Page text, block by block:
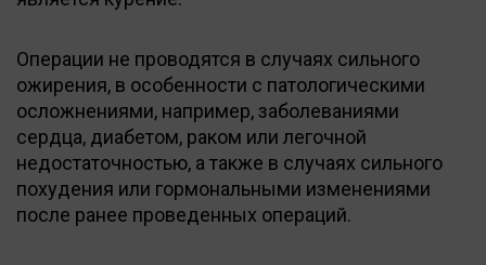
Операции не проводятся в случаях сильного
ожирения, в особенности с патологическими
осложнениями, например, заболеваниями
сердца, диабетом, раком или легочной
недостаточностью, а также в случаях сильного
похудения или гормональными изменениями
после ранее проведенных операций.